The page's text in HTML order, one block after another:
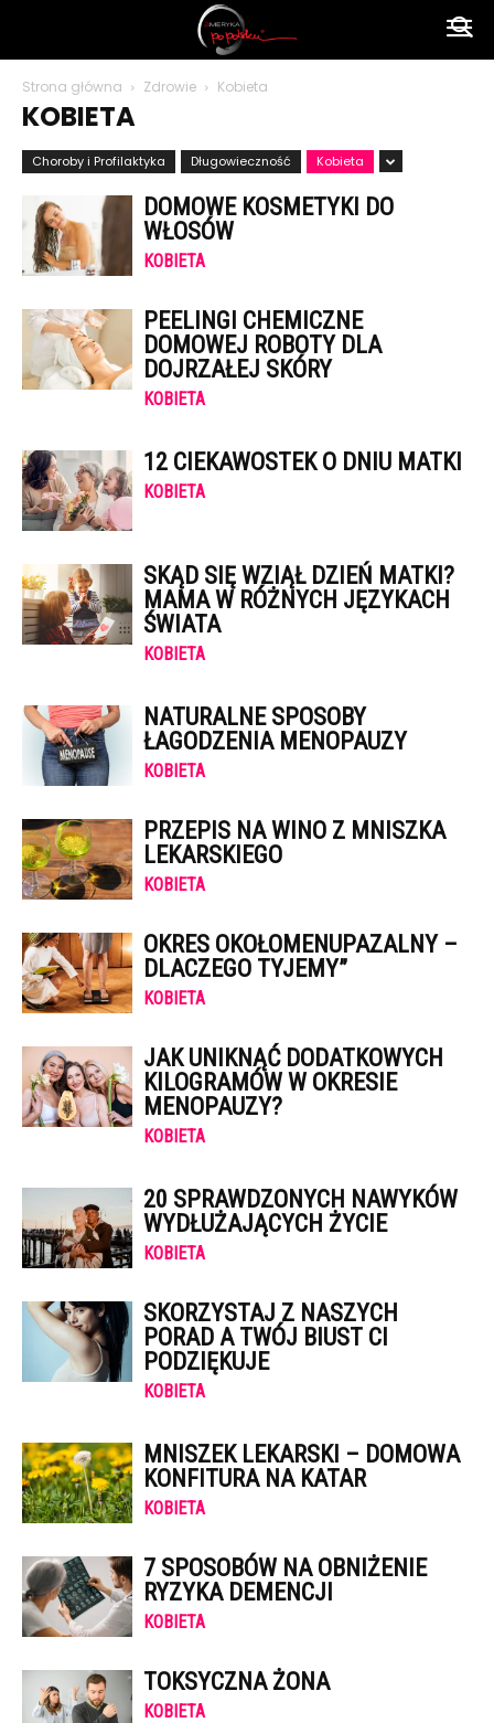
polsku
Strona główna Zdrowie Kobieta
KOBIETA
Choroby i Profilaktyka Długowieczność Kobieta
DOMOWE KOSMETYKI DO
WŁOSÓW
KOBIETA
PEELINGI CHEMICZNE
DOMOWEJ ROBOTY DLA
DOJRZAŁEJ SKÓRY
KOBIETA
12 CIEKAWOSTEK O DNIU MATKI
KOBIETA
SKĄD SIĘ WZIĄŁ DZIEŃ MATKI?
MAMA W RÓŻNYCH JĘZYKACH
ŚWIATA
KOBIETA
NATURALNE SPOSOBY
ŁAGODZENIA MENOPAUZY
KOBIETA
PRZEPIS NA WINO Z MNISZKA
LEKARSKIEGO
KOBIETA
OKRES OKOŁOMENUPAZALNY –
DLACZEGO TYJEMY”
KOBIETA
JAK UNIKNĄĆ DODATKOWYCH
KILOGRAMÓW W OKRESIE
MENOPAUZY?
KOBIETA
20 SPRAWDZONYCH NAWYKÓW
WYDŁUŻAJĄCYCH ŻYCIE
KOBIETA
SKORZYSTAJ Z NASZYCH
PORAD A TWÓJ BIUST CI
PODZIĘKUJE
KOBIETA
MNISZEK LEKARSKI – DOMOWA
KONFITURA NA KATAR
KOBIETA
7 SPOSOBÓW NA OBNIŻENIE
RYZYKA DEMENCJI
KOBIETA
TOKSYCZNA ŻONA
KOBIETA